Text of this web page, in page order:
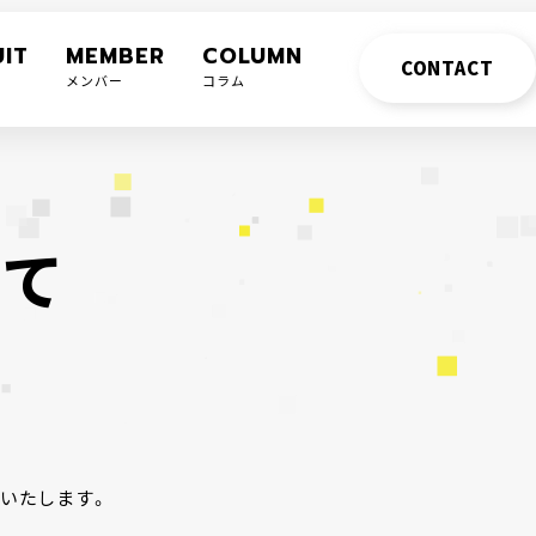
CONTACT
MEMBER
メンバー
COLUMN
コラム
て
たします。